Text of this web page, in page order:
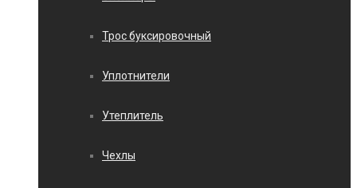
Трос буксировочный
Уплотнители
Утеплитель
Чехлы